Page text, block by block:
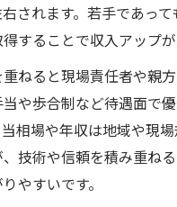
されます。若手であっ
することで収入アップが
ねると現場責任者や親
や歩合制など待遇面で
相場や年収は地域や現
技術や信頼を積み重ね
やすいです。